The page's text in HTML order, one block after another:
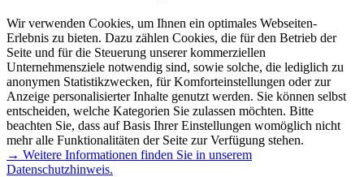
Wir verwenden Cookies, um Ihnen ein optimales Webseiten-
Erlebnis zu bieten. Dazu zählen Cookies, die für den Betrieb der
Seite und für die Steuerung unserer kommerziellen
Unternehmensziele notwendig sind, sowie solche, die lediglich zu
anonymen Statistikzwecken, für Komforteinstellungen oder zur
Anzeige personalisierter Inhalte genutzt werden. Sie können selbst
entscheiden, welche Kategorien Sie zulassen möchten. Bitte
beachten Sie, dass auf Basis Ihrer Einstellungen womöglich nicht
mehr alle Funktionalitäten der Seite zur Verfügung stehen.
→ Weitere Informationen finden Sie in unserem
Datenschutzhinweis.